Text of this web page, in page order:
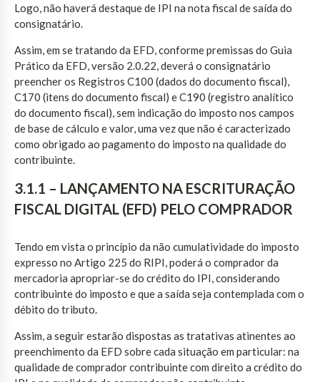
Logo, não haverá destaque de IPI na nota fiscal de saída do
consignatário.
Assim, em se tratando da EFD, conforme premissas do Guia
Prático da EFD, versão 2.0.22, deverá o consignatário
preencher os Registros C100 (dados do documento fiscal),
C170 (itens do documento fiscal) e C190 (registro analítico
do documento fiscal), sem indicação do imposto nos campos
de base de cálculo e valor, uma vez que não é caracterizado
como obrigado ao pagamento do imposto na qualidade do
contribuinte.
3.1.1 – LANÇAMENTO NA ESCRITURAÇÃO
FISCAL DIGITAL (EFD) PELO COMPRADOR
Tendo em vista o princípio da não cumulatividade do imposto
expresso no Artigo 225 do RIPI, poderá o comprador da
mercadoria apropriar-se do crédito do IPI, considerando
contribuinte do imposto e que a saída seja contemplada com o
débito do tributo.
Assim, a seguir estarão dispostas as tratativas atinentes ao
preenchimento da EFD sobre cada situação em particular: na
qualidade de comprador contribuinte com direito a crédito do